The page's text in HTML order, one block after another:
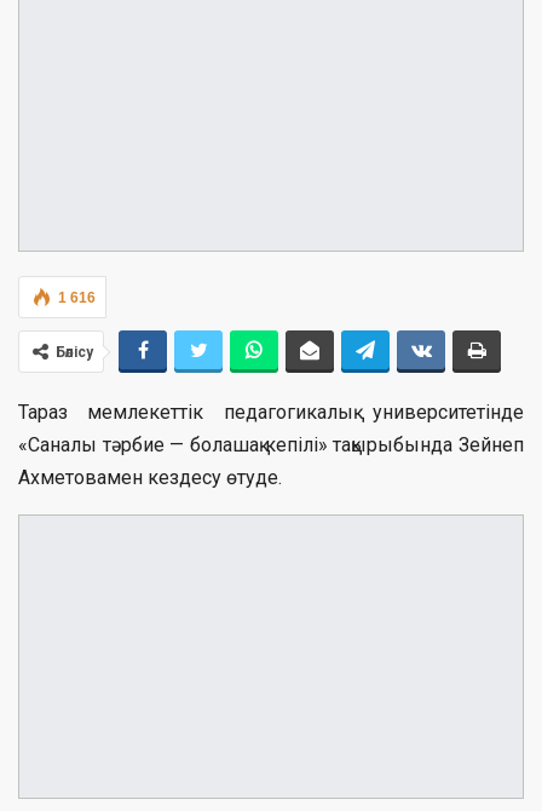
1 616
Бөлісу
Тараз мемлекеттік педагогикалық университетінде
«Саналы тәрбие — болашақ кепілі» тақырыбында Зейнеп
Ахметовамен кездесу өтуде.